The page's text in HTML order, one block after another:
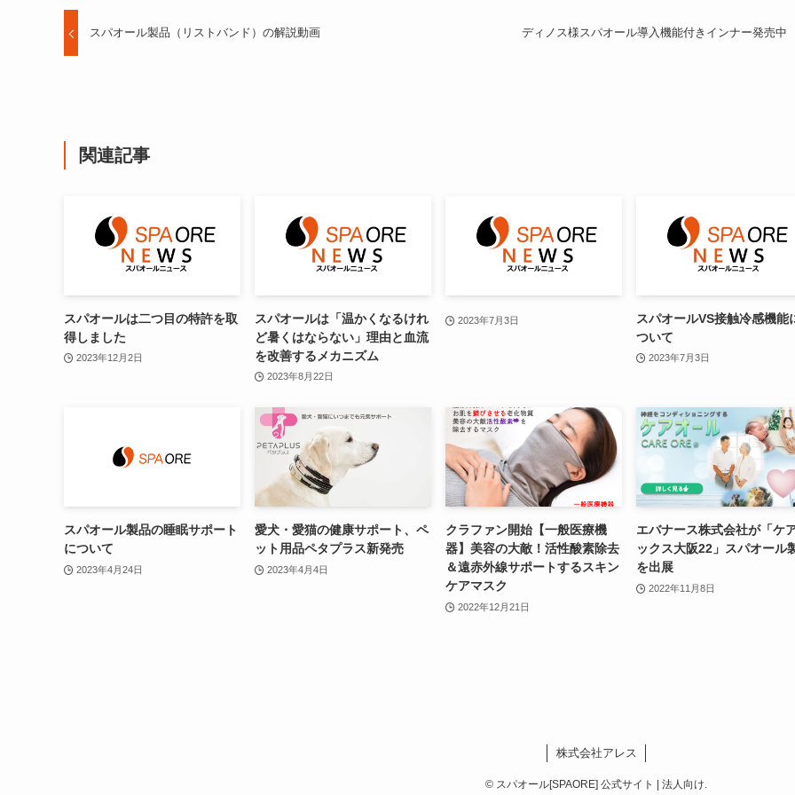
スパオール製品（リストバンド）の解説動画 ディノス様スパオール導入機能付きインナー発売中
関連記事
スパオールは二つ目の特許を取
得しました
2023年12月2日
スパオールは「温かくなるけれ
ど暑くはならない」理由と血流
を改善するメカニズム
2023年8月22日
2023年7月3日
スパオールVS接触冷感機能
ついて
2023年7月3日
スパオール製品の睡眠サポート
について
2023年4月24日
愛犬・愛猫の健康サポート、ペ
ット用品ペタプラス新発売
2023年4月4日
クラファン開始【一般医療機
器】美容の大敵！活性酸素除去
＆遠赤外線サポートするスキン
ケアマスク
2022年12月21日
エバナース株式会社が「ケ
ックス大阪22」スパオール
を出展
2022年11月8日
株式会社アレス
© スパオール[SPAORE] 公式サイト | 法人向け.